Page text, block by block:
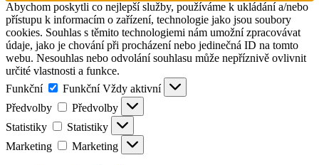
Abychom poskytli co nejlepší služby, používáme k ukládání a/nebo
přístupu k informacím o zařízení, technologie jako jsou soubory
cookies. Souhlas s těmito technologiemi nám umožní zpracovávat
údaje, jako je chování při procházení nebo jedinečná ID na tomto
webu. Nesouhlas nebo odvolání souhlasu může nepříznivě ovlivnit
určité vlastnosti a funkce.
Funkční
Funkční Vždy aktivní
Předvolby
Předvolby
Statistiky
Statistiky
Marketing
Marketing